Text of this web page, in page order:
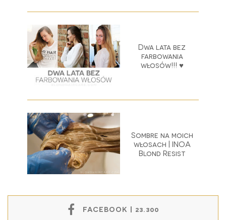
Dwa lata bez
farbowania
włosów!!! ♥
Sombre na moich
włosach | INOA
Blond Resist
FACEBOOK | 23.300